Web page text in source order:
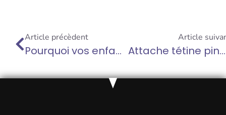
Article précèdent
Pourquoi vos enfants ne sont pas vos enfants : l’art de laisser grandir en toute liberté
Article
Attache tétine pingouin : le compagnon idéal pour votre petit garçon